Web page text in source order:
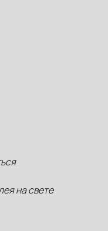
на свете